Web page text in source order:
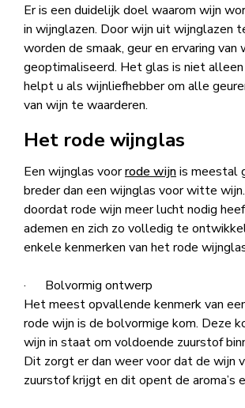
Er is een duidelijk doel waarom wijn
in wijnglazen. Door wijn uit wijnglazen
worden de smaak, geur en ervaring van
geoptimaliseerd. Het glas is niet alleen
helpt u als wijnliefhebber om alle
van wijn te waarderen.
Het rode wijnglas
Een wijnglas voorrode wijnis meestal
breder dan een wijnglas voor witte
doordat rode wijn meer lucht nodig
ademen en zich zo volledig te
enkele kenmerken van het rode
· Bolvormig ontwerp
Het meest opvallende kenmerk van
rode wijn is de bolvormige kom. Deze
wijn in staat om voldoende zuurstof
Dit zorgt er dan weer voor dat de wijn
zuurstof krijgt en dit opent de aroma’s